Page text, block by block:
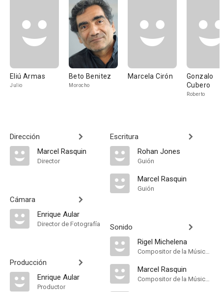
Eliú Armas
Julio
Beto Benitez
Morocho
Marcela Cirón
Gonzalo
Cubero
Roberto
Dirección
Marcel Rasquin
Director
Cámara
Enrique Aular
Director de Fotografía
Producción
Enrique Aular
Productor
Escritura
Rohan Jones
Guión
Marcel Rasquin
Guión
Sonido
Rigel Michelena
Compositor de la Música Original
Marcel Rasquin
Compositor de la Música Original